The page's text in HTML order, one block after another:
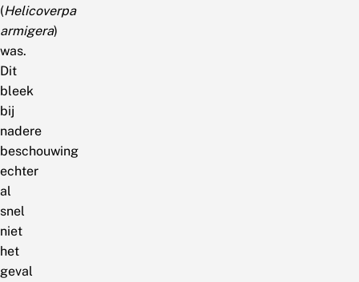
(Helicoverpa
armigera)
was.
Dit
bleek
bij
nadere
beschouwing
echter
al
snel
niet
het
geval